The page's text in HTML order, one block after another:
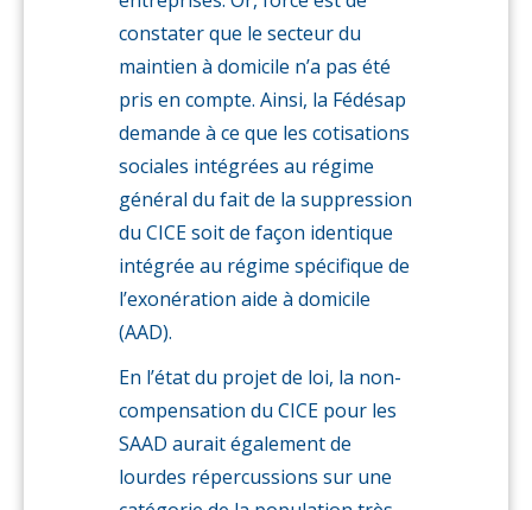
constater que le secteur du
maintien à domicile n’a pas été
pris en compte. Ainsi, la Fédésap
demande à ce que les cotisations
sociales intégrées au régime
général du fait de la suppression
du CICE soit de façon identique
intégrée au régime spécifique de
l’exonération aide à domicile
(AAD).
En l’état du projet de loi, la non-
compensation du CICE pour les
SAAD aurait également de
lourdes répercussions sur une